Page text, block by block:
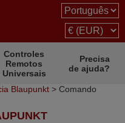
Controles
Remotos
Universais
Precisa
de ajuda?
Blaupunkt > Comando